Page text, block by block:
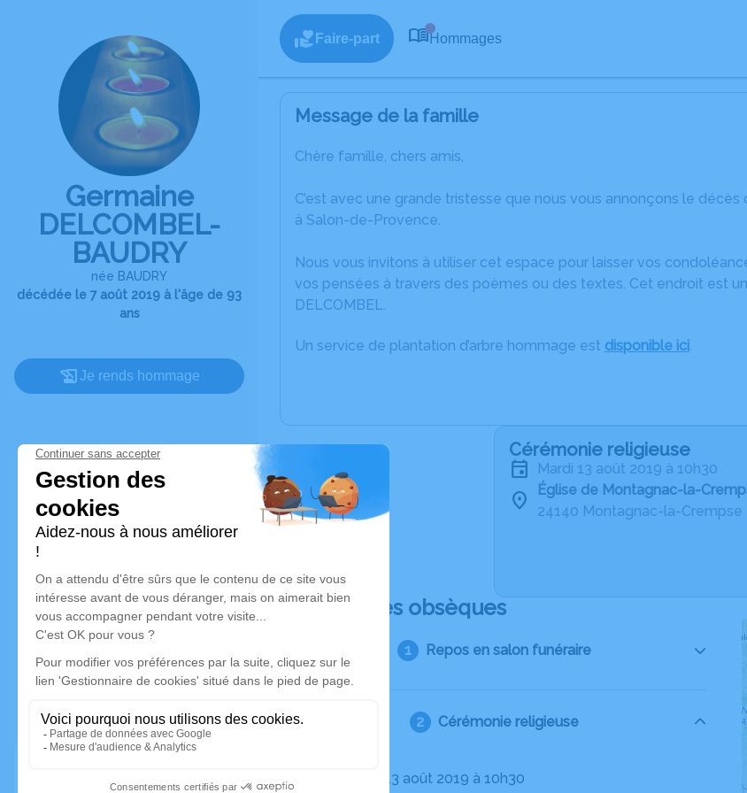
Germaine
DELCOMBEL-
BAUDRY
née BAUDRY
décédée le 7 août 2019 à l'âge de 93
ans
Je rends hommage
Faire-part Hommages
Message de la famille
Chère famille, chers amis,
C’est avec une grande tristesse que nous vous annonçons le
à Salon-de-Provence.
Nous vous invitons à utiliser cet espace pour laisser vos
vos pensées à travers des poèmes ou des textes. Cet endroit est
DELCOMBEL.
Un service de plantation d’arbre hommage est disponible ici.
Cérémonie religieuse
mardi 13 août 2019 à 10h30
Église de Montagnac-la-
24140 Montagnac-la-Crempse
Déroulé des obsèques
Repos en salon funéraire
Cérémonie religieuse
Le mardi 13 août 2019 à 10h30